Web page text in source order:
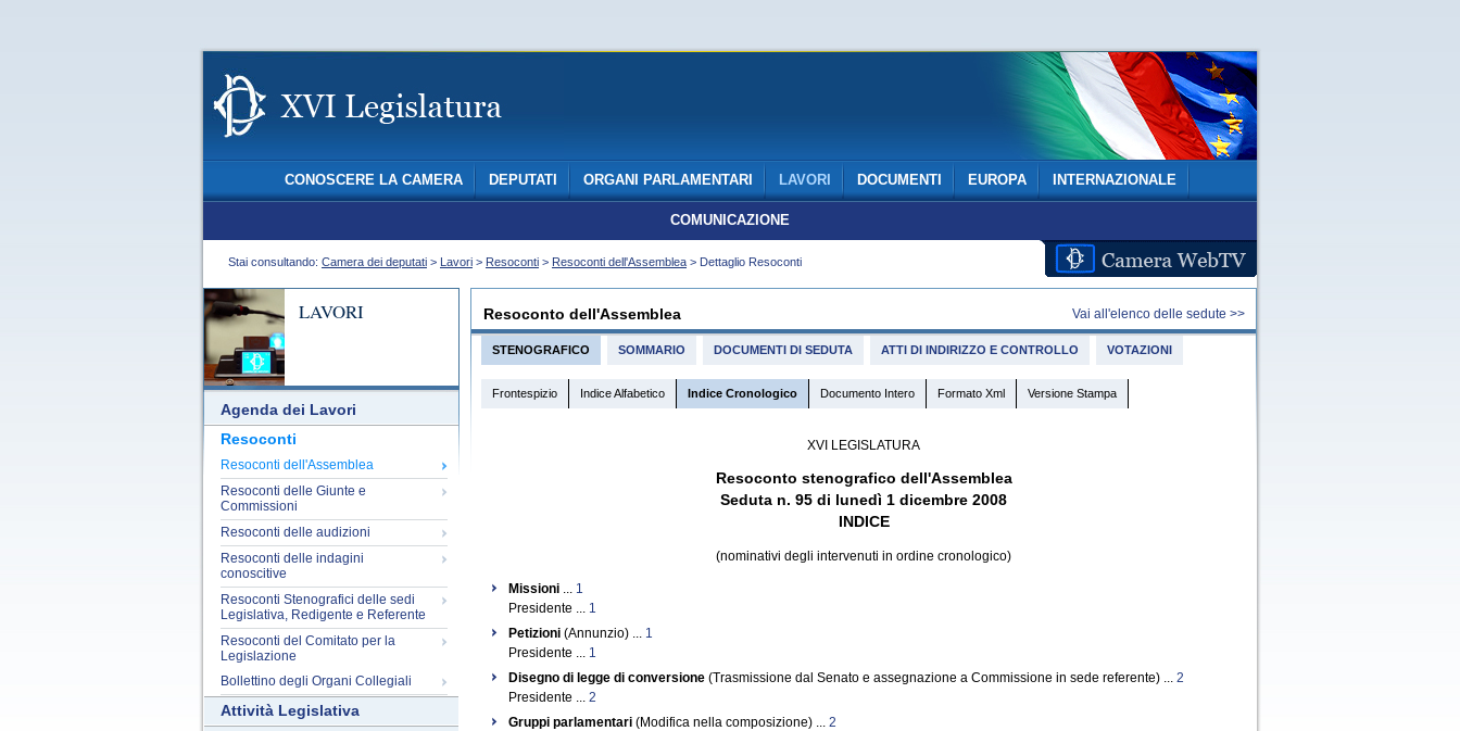
CONOSCERE LA CAMERA DEPUTATI ORGANI PARLAMENTARI LAVORI DOCUMENTI EUROPA INTERNAZIONALE
COMUNICAZIONE
Stai consultando: Camera dei deputati > Lavori > Resoconti > Resoconti dell'Assemblea > Dettaglio Resoconti
LAVORI
Agenda dei Lavori
Resoconti
Resoconti dell'Assemblea
Resoconti delle Giunte e
Commissioni
Resoconti delle audizioni
Resoconti delle indagini
conoscitive
Resoconti Stenografici delle sedi
Legislativa, Redigente e Referente
Resoconti del Comitato per la
Legislazione
Bollettino degli Organi Collegiali
Attività Legislativa
Resoconto dell'Assemblea Vai all'elenco delle sedute >>
STENOGRAFICO SOMMARIO DOCUMENTI DI SEDUTA ATTI DI INDIRIZZO E CONTROLLO VOTAZIONI
Frontespizio Indice Alfabetico Indice Cronologico Documento Intero Formato Xml Versione Stampa
XVI LEGISLATURA
Resoconto stenografico dell'Assemblea
Seduta n. 95 di lunedì 1 dicembre 2008
INDICE
(nominativi degli intervenuti in ordine cronologico)
Missioni ... 1
Presidente ... 1
Petizioni (Annunzio) ... 1
Presidente ... 1
Disegno di legge di conversione (Trasmissione dal Senato e assegnazione a Commissione in sede referente) ... 2
Presidente ... 2
Gruppi parlamentari (Modifica nella composizione) ... 2